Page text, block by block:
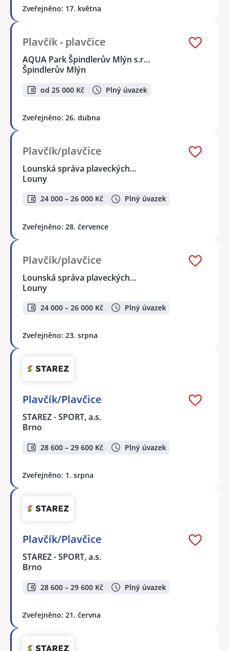
Zveřejněno: 17. května
Plavčík - plavčice
AQUA Park Špindlerův Mlýn s.r…
Špindlerův Mlýn
od 25 000 Kč Plný úvazek
Zveřejněno: 26. dubna
Plavčík/plavčice
Lounská správa plaveckých…
Louny
24 000 – 26 000 Kč Plný úvazek
Zveřejněno: 28. července
Plavčík/plavčice
Lounská správa plaveckých…
Louny
24 000 – 26 000 Kč Plný úvazek
Zveřejněno: 23. srpna
Plavčík/Plavčice
STAREZ - SPORT, a.s.
Brno
28 600 – 29 600 Kč Plný úvazek
Zveřejněno: 1. srpna
Plavčík/Plavčice
STAREZ - SPORT, a.s.
Brno
28 600 – 29 600 Kč Plný úvazek
Zveřejněno: 21. června